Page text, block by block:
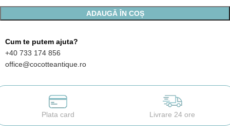
ADAUGĂ ÎN COȘ
Cum te putem ajuta?
+40 733 174 856
office@cocotteantique.ro
Plata card Livrare 24 ore